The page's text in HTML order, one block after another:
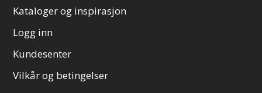
Kataloger og inspirasjon
Logg inn
Kundesenter
Vilkår og betingelser